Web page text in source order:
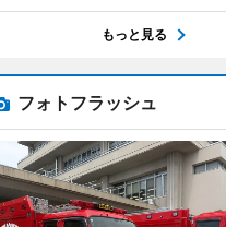
もっと見る
フォトフラッシュ